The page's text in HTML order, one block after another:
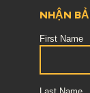
NHẬN